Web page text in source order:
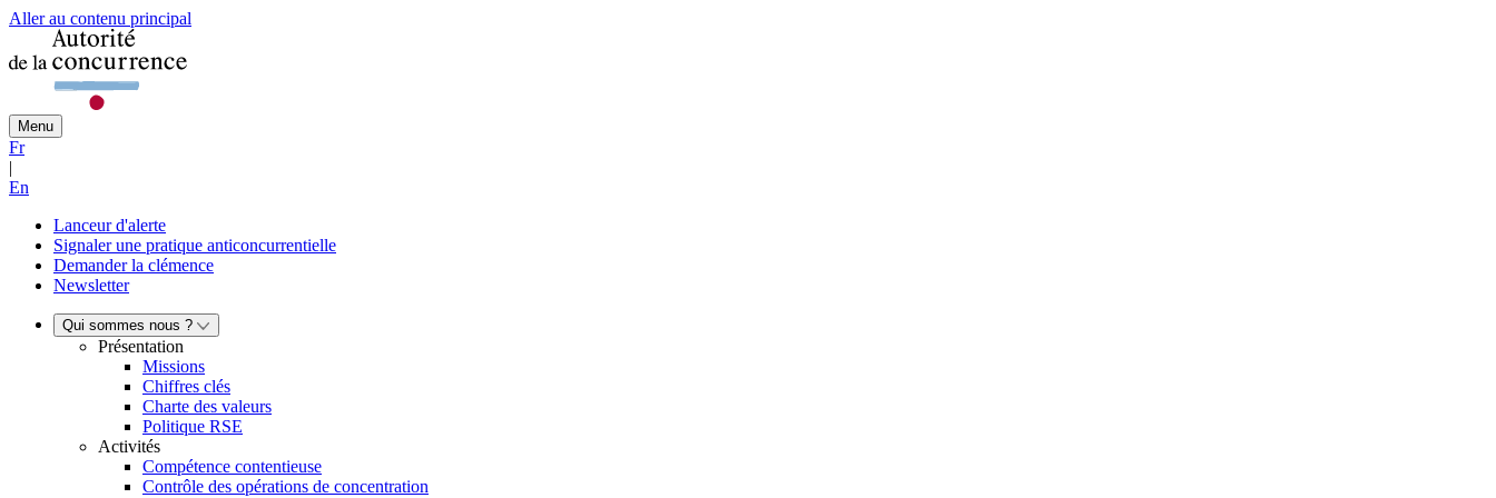
Aller au contenu principal
Menu
Fr
|
En
Lanceur d'alerte
Signaler une pratique anticoncurrentielle
Demander la clémence
Newsletter
Qui sommes nous ?
Présentation
Missions
Chiffres clés
Charte des valeurs
Politique RSE
Activités
Compétence contentieuse
Contrôle des opérations de concentration